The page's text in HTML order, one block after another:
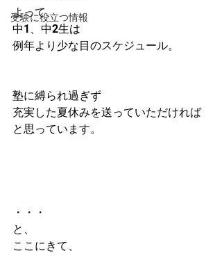
受験に役立つ情報
よって、
中1、中2生は
例年より少な目のスケジュール。
塾に縛られ過ぎず
充実した夏休みを送っていただければ
と思っています。
・・・
と、
ここにきて、